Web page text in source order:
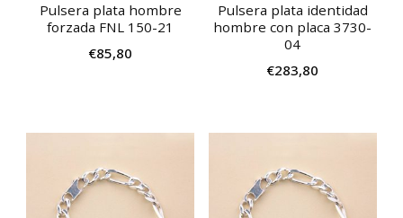
Pulsera plata hombre
forzada FNL 150-21
€85,80
Pulsera plata identidad
hombre con placa 3730-
04
€283,80